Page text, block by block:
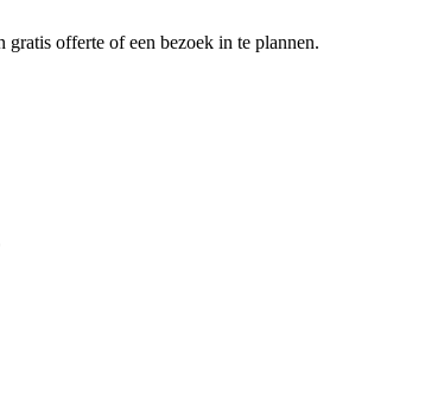
gratis offerte of een bezoek in te plannen.